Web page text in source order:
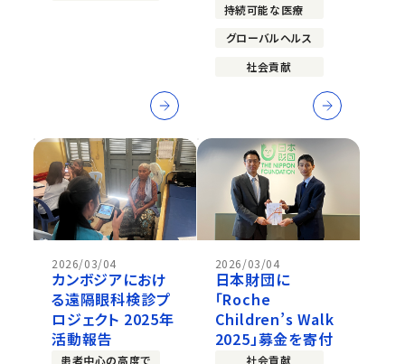
持続可能な医療
グローバルヘルス
社会貢献
2026/03/04
カンボジアにおけ
る遠隔眼科検診プ
ロジェクト 2025年
活動報告
患者中心の高度で
2026/03/04
日本財団に
「Roche
Children’s Walk
2025」募金を寄付
社会貢献